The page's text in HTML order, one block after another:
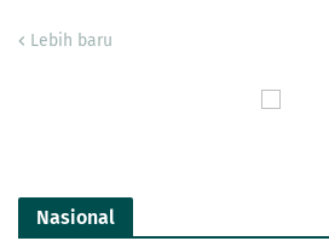
Lebih baru
Nasional